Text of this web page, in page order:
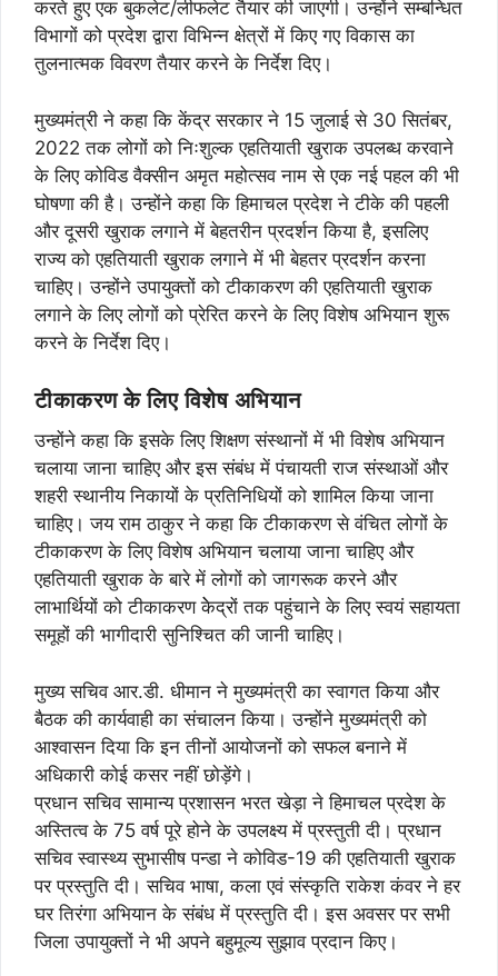
करते हुए एक बुकलेट/लीफलेट तैयार की जाएगी। उन्होंने सम्बन्धित
विभागों को प्रदेश द्वारा विभिन्न क्षेत्रों में किए गए विकास का
तुलनात्मक विवरण तैयार करने के निर्देश दिए।
मुख्यमंत्री ने कहा कि केंद्र सरकार ने 15 जुलाई से 30 सितंबर,
2022 तक लोगों को निःशुल्क एहतियाती खुराक उपलब्ध करवाने
के लिए कोविड वैक्सीन अमृत महोत्सव नाम से एक नई पहल की भी
घोषणा की है। उन्होंने कहा कि हिमाचल प्रदेश ने टीके की पहली
और दूसरी खुराक लगाने में बेहतरीन प्रदर्शन किया है, इसलिए
राज्य को एहतियाती खुराक लगाने में भी बेहतर प्रदर्शन करना
चाहिए। उन्होंने उपायुक्तों को टीकाकरण की एहतियाती खुराक
लगाने के लिए लोगों को प्रेरित करने के लिए विशेष अभियान शुरू
करने के निर्देश दिए।
टीकाकरण के लिए विशेष अभियान
उन्होंने कहा कि इसके लिए शिक्षण संस्थानों में भी विशेष अभियान
चलाया जाना चाहिए और इस संबंध में पंचायती राज संस्थाओं और
शहरी स्थानीय निकायों के प्रतिनिधियों को शामिल किया जाना
चाहिए। जय राम ठाकुर ने कहा कि टीकाकरण से वंचित लोगों के
टीकाकरण के लिए विशेष अभियान चलाया जाना चाहिए और
एहतियाती खुराक के बारे में लोगों को जागरूक करने और
लाभार्थियों को टीकाकरण केेद्रों तक पहुंचाने के लिए स्वयं सहायता
समूहों की भागीदारी सुनिश्चित की जानी चाहिए।
मुख्य सचिव आर.डी. धीमान ने मुख्यमंत्री का स्वागत किया और
बैठक की कार्यवाही का संचालन किया। उन्होंने मुख्यमंत्री को
आश्वासन दिया कि इन तीनों आयोजनों को सफल बनाने में
अधिकारी कोई कसर नहीं छोड़ेंगे।
प्रधान सचिव सामान्य प्रशासन भरत खेड़ा ने हिमाचल प्रदेश के
अस्तित्व के 75 वर्ष पूरे होने के उपलक्ष्य में प्रस्तुती दी। प्रधान
सचिव स्वास्थ्य सुभासीष पन्डा ने कोविड-19 की एहतियाती खुराक
पर प्रस्तुति दी। सचिव भाषा, कला एवं संस्कृति राकेश कंवर ने हर
घर तिरंगा अभियान के संबंध में प्रस्तुति दी। इस अवसर पर सभी
जिला उपायुक्तों ने भी अपने बहुमूल्य सुझाव प्रदान किए।